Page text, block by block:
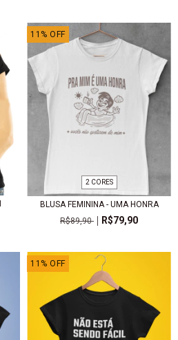
11 % OFF
2 CORES
BLUSA FEMININA - UMA HONRA
R$89,90
R$79,90
11 % OFF